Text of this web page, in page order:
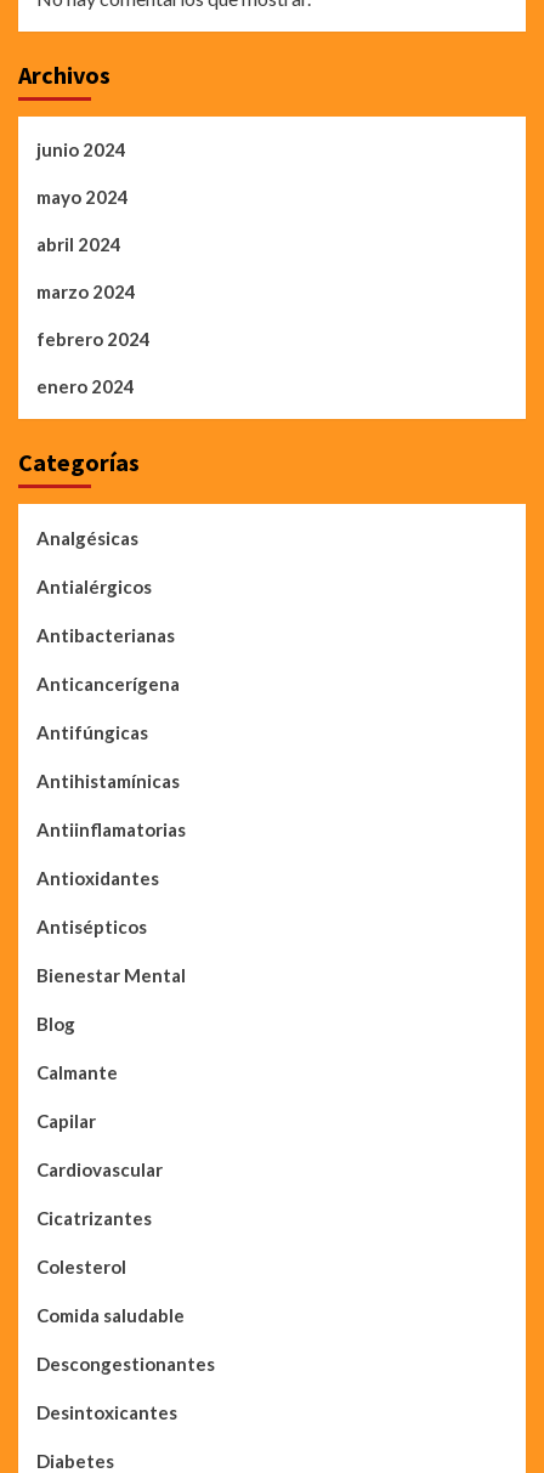
Archivos
junio 2024
mayo 2024
abril 2024
marzo 2024
febrero 2024
enero 2024
Categorías
Analgésicas
Antialérgicos
Antibacterianas
Anticancerígena
Antifúngicas
Antihistamínicas
Antiinflamatorias
Antioxidantes
Antisépticos
Bienestar Mental
Blog
Calmante
Capilar
Cardiovascular
Cicatrizantes
Colesterol
Comida saludable
Descongestionantes
Desintoxicantes
Diabetes